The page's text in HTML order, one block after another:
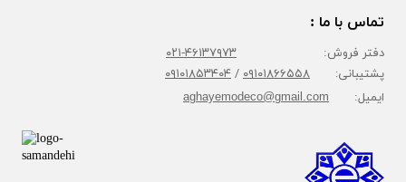
تماس با ما :
دفتر فروش: ۴۶۱۳۷۹۷۳-۰۲۱
پشتیبانی: ۰۹۱۰۱۸۶۶۵۵۸/۰۹۱۰۱۸۵۳۴۰۴
ایمیل: aghayemodeco@gmail.com